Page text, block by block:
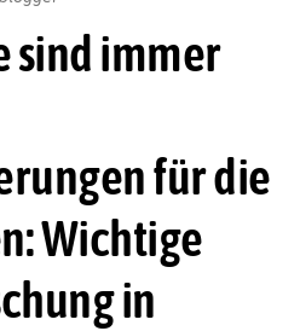
sind immer
für die
Wichtige
in